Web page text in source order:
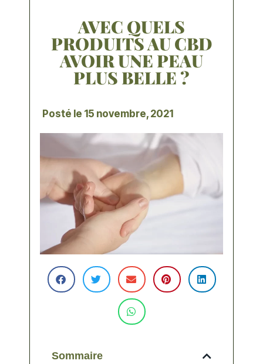
AVEC QUELS
PRODUITS AU CBD
AVOIR UNE PEAU
PLUS BELLE ?
Posté le 15 novembre, 2021
Sommaire